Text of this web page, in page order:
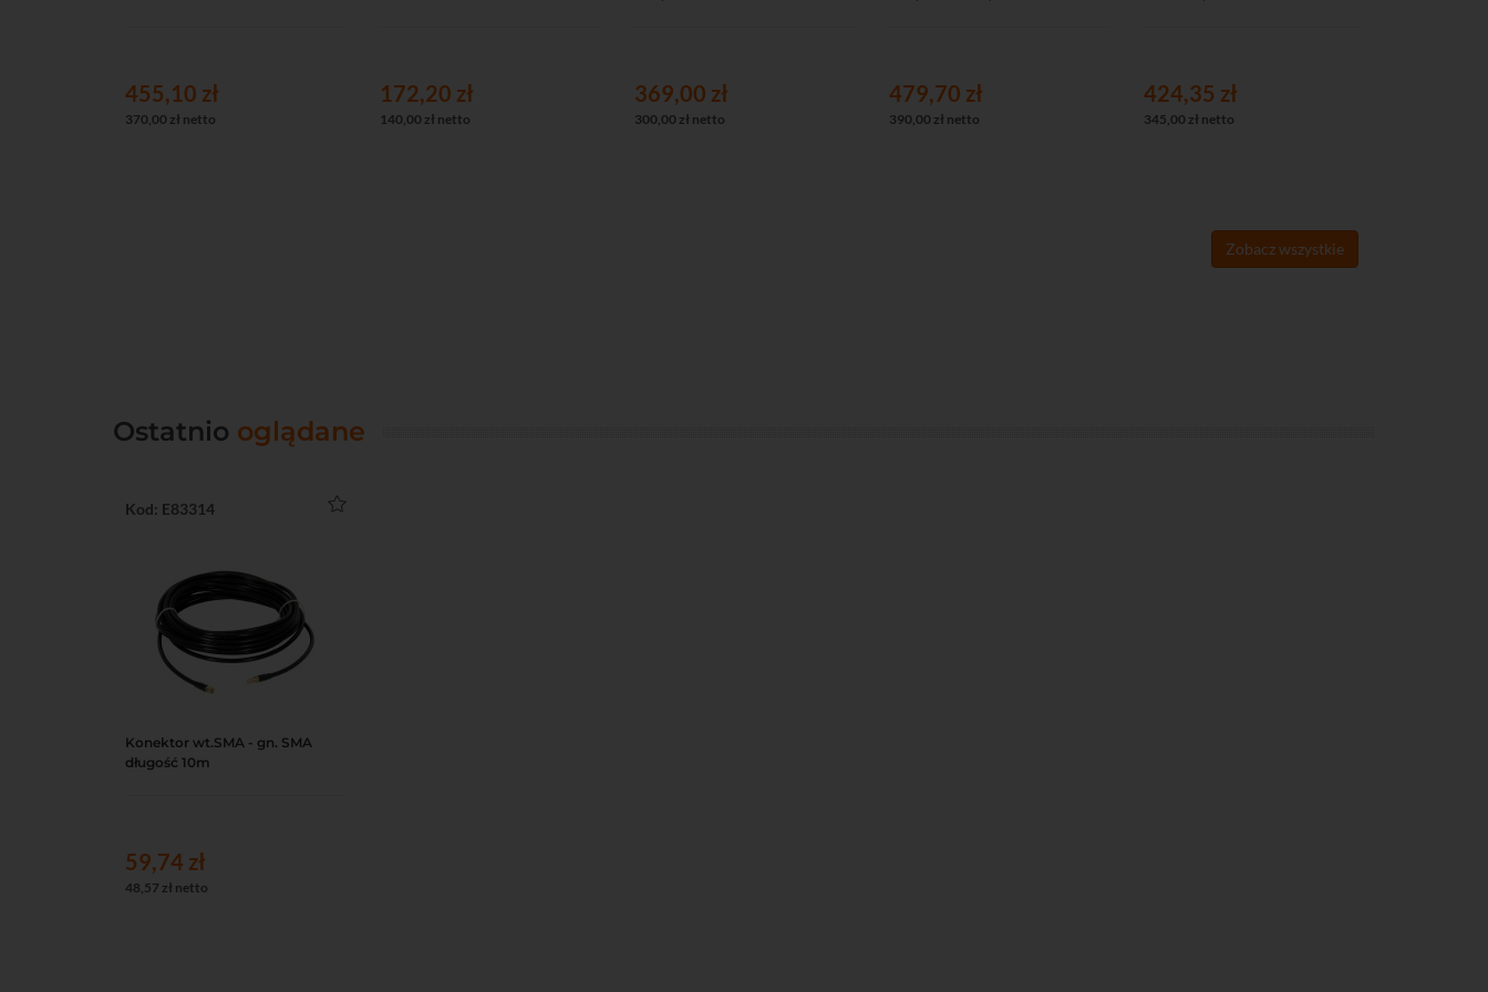
455,10 zł
370,00 zł netto
172,20 zł
140,00 zł netto
369,00 zł
300,00 zł netto
479,70 zł
390,00 zł netto
424,35 zł
345,00 zł netto
Zobacz wszystkie
Ostatnio oglądane
Kod: E83314
Do koszyka
Konektor wt.SMA - gn. SMA
długość 10m
59,74 zł
48,57 zł netto